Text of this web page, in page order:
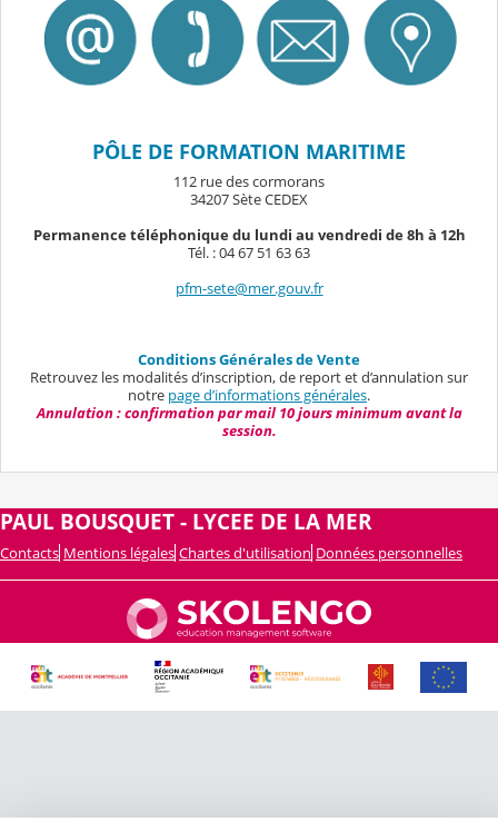
PÔLE DE FORMATION MARITIME
112 rue des cormorans
34207 Sète CEDEX
Permanence téléphonique du lundi au vendredi de 8h à 12h
Tél. : 04 67 51 63 63
pfm-sete@mer.gouv.fr
Conditions Générales de Vente
Retrouvez les modalités d’inscription, de report et d’annulation sur
notre page d’informations générales.
Annulation : confirmation par mail 10 jours minimum avant la
session.
PAUL BOUSQUET - LYCEE DE LA MER
Contacts Mentions légales Chartes d'utilisation Données personnelles